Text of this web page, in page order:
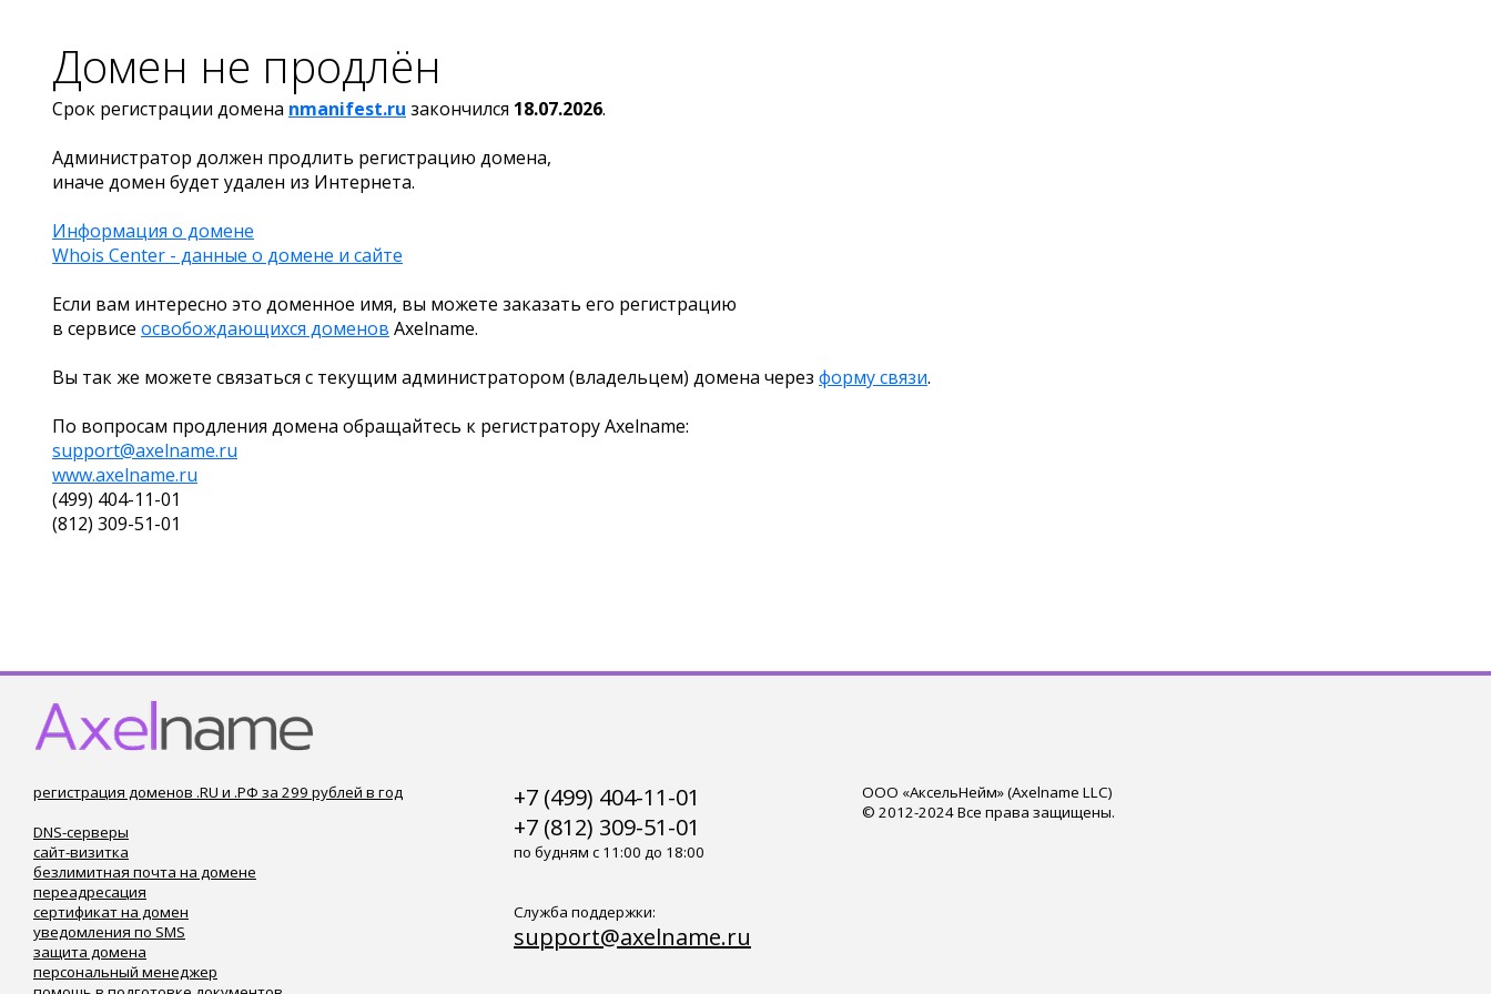
Домен не продлён
Срок регистрации домена nmanifest.ru закончился 18.07.2026.
Администратор должен продлить регистрацию домена,
иначе домен будет удален из Интернета.
Информация о домене
Whois Center - данные о домене и сайте
Если вам интересно это доменное имя, вы можете заказать его регистрацию
в сервисе освобождающихся доменов Axelname.
Вы так же можете связаться с текущим администратором (владельцем) домена через форму связи.
По вопросам продления домена обращайтесь к регистратору Axelname:
support@axelname.ru
www.axelname.ru
(499) 404-11-01
(812) 309-51-01
регистрация доменов .RU и .РФ за 299 рублей в год
DNS-серверы
сайт-визитка
безлимитная почта на домене
переадресация
сертификат на домен
уведомления по SMS
защита домена
персональный менеджер
+7 (499) 404-11-01
+7 (812) 309-51-01
по будням с 11:00 до 18:00
Служба поддержки:
support@axelname.ru
ООО «АксельНейм» (Axelname LLC)
© 2012-2024 Все права защищены.